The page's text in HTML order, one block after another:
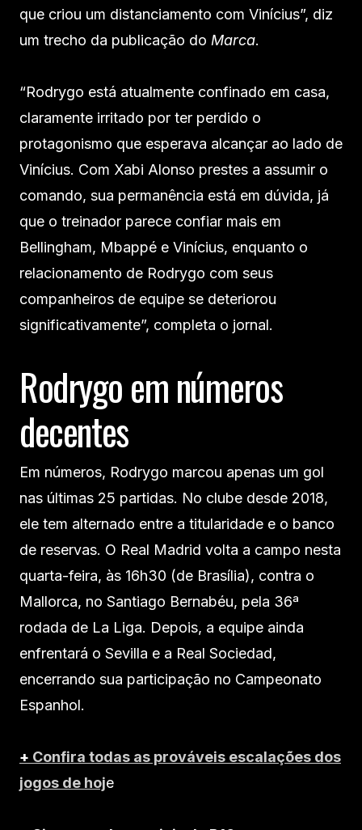
que criou um distanciamento com Vinícius”, diz
um trecho da publicação do Marca.
“Rodrygo está atualmente confinado em casa,
claramente irritado por ter perdido o
protagonismo que esperava alcançar ao lado de
Vinícius. Com Xabi Alonso prestes a assumir o
comando, sua permanência está em dúvida, já
que o treinador parece confiar mais em
Bellingham, Mbappé e Vinícius, enquanto o
relacionamento de Rodrygo com seus
companheiros de equipe se deteriorou
significativamente”, completa o jornal.
Rodrygo em números
decentes
Em números, Rodrygo marcou apenas um gol
nas últimas 25 partidas. No clube desde 2018,
ele tem alternado entre a titularidade e o banco
de reservas. O Real Madrid volta a campo nesta
quarta-feira, às 16h30 (de Brasília), contra o
Mallorca, no Santiago Bernabéu, pela 36ª
rodada de La Liga. Depois, a equipe ainda
enfrentará o Sevilla e a Real Sociedad,
encerrando sua participação no Campeonato
Espanhol.
+ Confira todas as prováveis escalações dos
jogos de hoje